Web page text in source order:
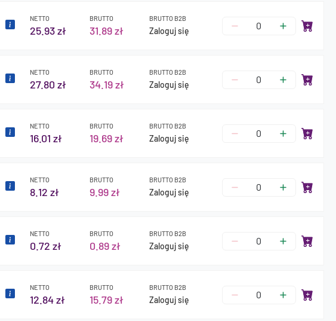
NETTO
25.93 zł
BRUTTO
31.89 zł
BRUTTO B2B
Zaloguj się
NETTO
27.80 zł
BRUTTO
34.19 zł
BRUTTO B2B
Zaloguj się
NETTO
16.01 zł
BRUTTO
19.69 zł
BRUTTO B2B
Zaloguj się
NETTO
8.12 zł
BRUTTO
9.99 zł
BRUTTO B2B
Zaloguj się
NETTO
0.72 zł
BRUTTO
0.89 zł
BRUTTO B2B
Zaloguj się
NETTO
12.84 zł
BRUTTO
15.79 zł
BRUTTO B2B
Zaloguj się